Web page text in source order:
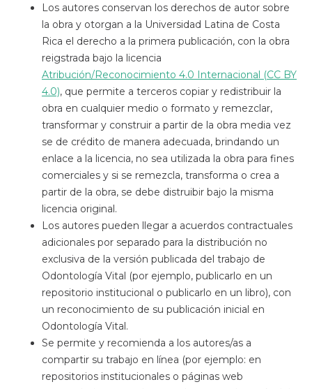
Los autores conservan los derechos de autor sobre
la obra y otorgan a la Universidad Latina de Costa
Rica el derecho a la primera publicación, con la obra
reigstrada bajo la licencia
Atribución/Reconocimiento 4.0 Internacional (CC BY
4.0), que permite a terceros copiar y redistribuir la
obra en cualquier medio o formato y remezclar,
transformar y construir a partir de la obra media vez
se de crédito de manera adecuada, brindando un
enlace a la licencia, no sea utilizada la obra para fines
comerciales y si se remezcla, transforma o crea a
partir de la obra, se debe distruibir bajo la misma
licencia original.
Los autores pueden llegar a acuerdos contractuales
adicionales por separado para la distribución no
exclusiva de la versión publicada del trabajo de
Odontología Vital (por ejemplo, publicarlo en un
repositorio institucional o publicarlo en un libro), con
un reconocimiento de su publicación inicial en
Odontología Vital.
Se permite y recomienda a los autores/as a
compartir su trabajo en línea (por ejemplo: en
repositorios institucionales o páginas web